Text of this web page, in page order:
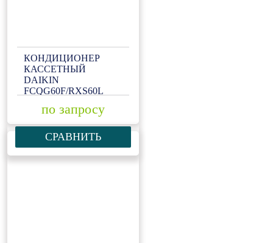
КОНДИЦИОНЕР
КАССЕТНЫЙ
DAIKIN
FCQG60F/RXS60L
по запросу
СРАВНИТЬ